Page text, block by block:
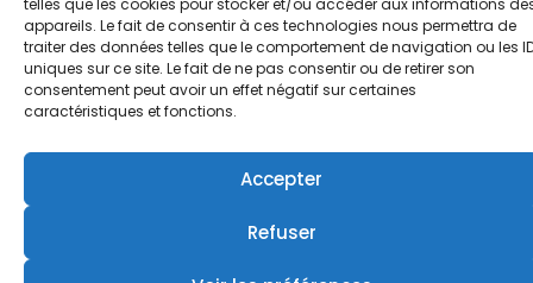
telles que les cookies pour stocker et/ou accéder aux informations
appareils. Le fait de consentir à ces technologies nous permettra de
traiter des données telles que le comportement de navigation ou les
uniques sur ce site. Le fait de ne pas consentir ou de retirer son
consentement peut avoir un effet négatif sur certaines
caractéristiques et fonctions.
Accepter
Refuser